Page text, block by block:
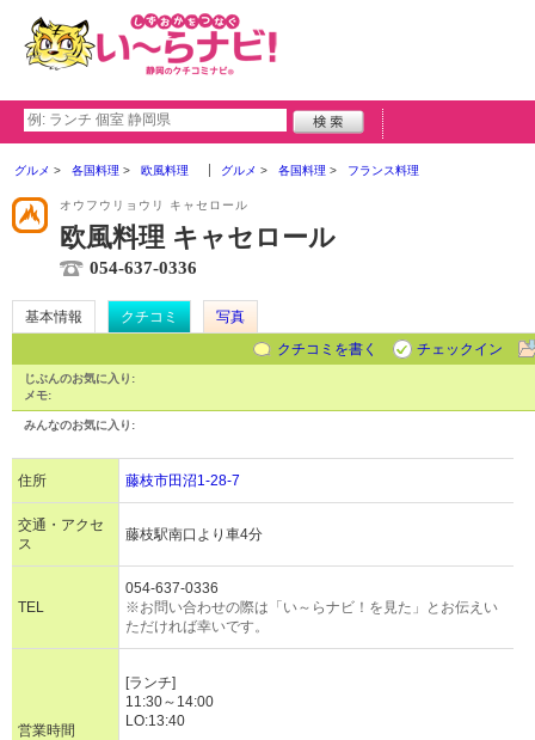
グルメ 各国料理 欧風料理 グルメ 各国料理 フランス料理
オウフウリョウリ キャセロール
欧風料理 キャセロール
054-637-0336
基本情報 クチコミ
写真
クチコミを書く
チェックイン
じぶんのお気に入り:
メモ:
みんなのお気に入り:
住所 藤枝市田沼1-28-7
交通・アクセ
ス
藤枝駅南口より車4分
TEL
054-637-0336
※お問い合わせの際は「い～らナビ！を見た」とお伝えい
ただければ幸いです。
営業時間
[ランチ]
11:30～14:00
LO:13:40